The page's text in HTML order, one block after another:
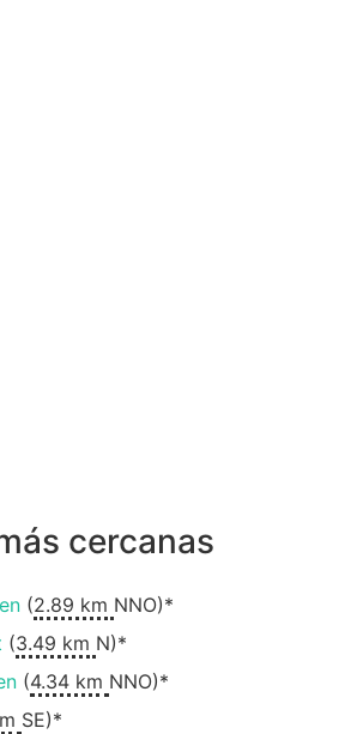
cercanas
(2.89 km NNO)*
(3.49 km N)*
(4.34 km NNO)*
SE)*